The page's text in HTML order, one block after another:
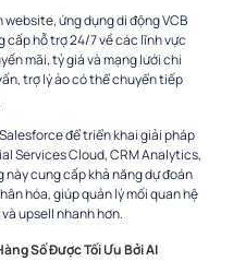
ứng dụng di động VCB
cấp hỗ trợ 24/7 về các lĩnh vực
mãi, tỷ giá và mạng lưới chi
trợ lý ảo có thể chuyển tiếp
để triển khai giải pháp
Services Cloud, CRM Analytics,
cung cấp khả năng dự đoán
hóa, giúp quản lý mối quan hệ
upsell nhanh hơn.
Số Được Tối Ưu Bởi AI